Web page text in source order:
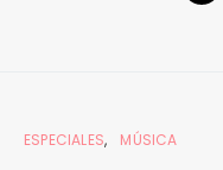
ESPECIALES MÚSICA